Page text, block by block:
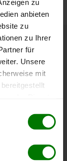
zu
anbieten
zu
zu Ihrer
für
Unsere
mit
der
im